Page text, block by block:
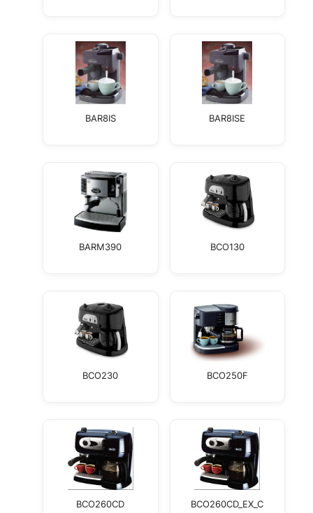
BAR8IS BAR8ISE
BARM390 BCO130
BCO230 BCO250F
BCO260CD BCO260CD_EX_C